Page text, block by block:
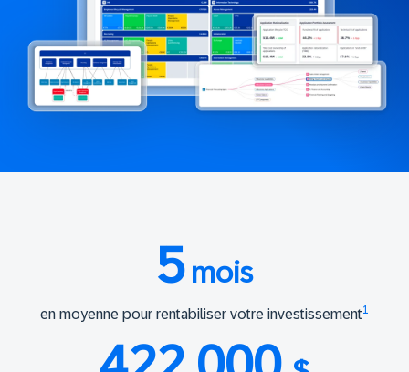
5mois
en moyenne pour rentabiliser votre investissement1